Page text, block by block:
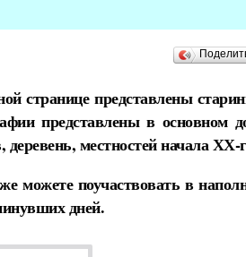
странице представлены
представлены в основном
деревень, местностей начала ХХ-
можете поучаствовать в
дней.